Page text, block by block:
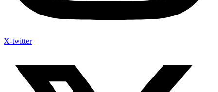
X-twitter